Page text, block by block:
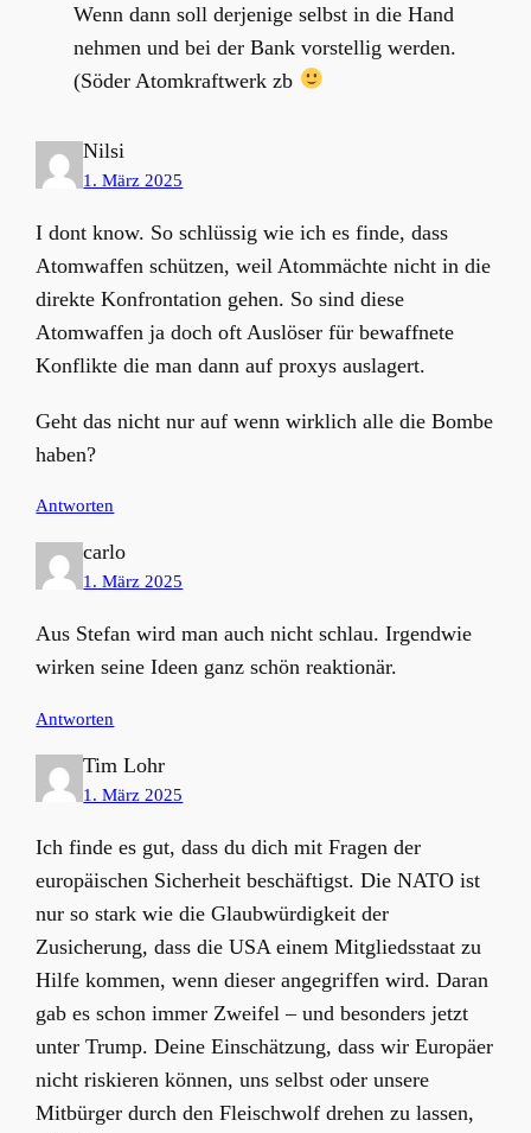
Wenn dann soll derjenige selbst in die Hand
nehmen und bei der Bank vorstellig werden.
(Söder Atomkraftwerk zb
Nilsi
1. März 2025
I dont know. So schlüssig wie ich es finde, dass
Atomwaffen schützen, weil Atommächte nicht in die
direkte Konfrontation gehen. So sind diese
Atomwaffen ja doch oft Auslöser für bewaffnete
Konflikte die man dann auf proxys auslagert.
Geht das nicht nur auf wenn wirklich alle die Bombe
haben?
Antworten
carlo
1. März 2025
Aus Stefan wird man auch nicht schlau. Irgendwie
wirken seine Ideen ganz schön reaktionär.
Antworten
Tim Lohr
1. März 2025
Ich finde es gut, dass du dich mit Fragen der
europäischen Sicherheit beschäftigst. Die NATO ist
nur so stark wie die Glaubwürdigkeit der
Zusicherung, dass die USA einem Mitgliedsstaat zu
Hilfe kommen, wenn dieser angegriffen wird. Daran
gab es schon immer Zweifel – und besonders jetzt
unter Trump. Deine Einschätzung, dass wir Europäer
nicht riskieren können, uns selbst oder unsere
Mitbürger durch den Fleischwolf drehen zu lassen,